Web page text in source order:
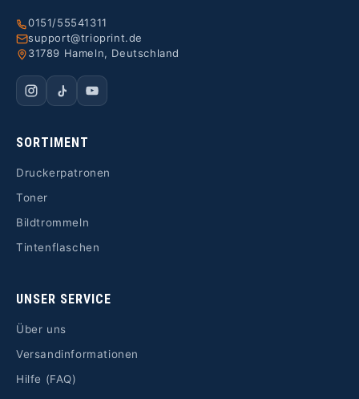
0151/55541311
support@trioprint.de
31789 Hameln, Deutschland
SORTIMENT
Druckerpatronen
Toner
Bildtrommeln
Tintenflaschen
UNSER SERVICE
Über uns
Versandinformationen
Hilfe (FAQ)